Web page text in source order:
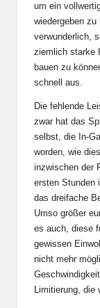
um ein
wiedergeben
verwunderlich,
ziemlich starke
bauen zu
schnell aus.
Die fehlende
zwar hat das
selbst, die In-
worden, wie
inzwischen der
ersten Stunden
das dreifache
Umso größer
es auch, diese
gewissen
nicht mehr
Limitierung, die